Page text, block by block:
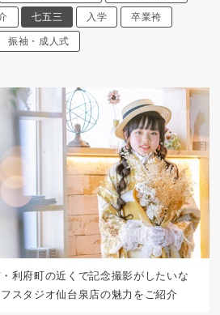
七五三 入学
卒業袴
振袖・成人式
利府町の近くで記念撮影がしたいな
スタジオ仙台泉店の魅力をご紹介